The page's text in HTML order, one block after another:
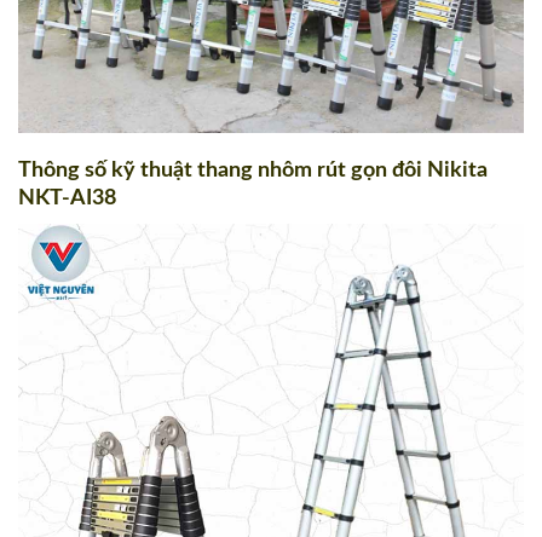
Thông số kỹ thuật thang nhôm rút gọn đôi Nikita
NKT-AI38